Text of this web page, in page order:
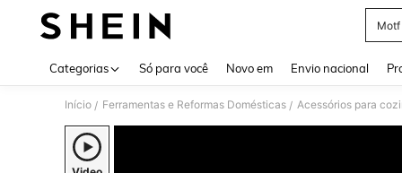
Motf
Categorias Só para você Novo em Envio nacional
Início / Ferramentas e Reformas Domésticas / Acessórios para